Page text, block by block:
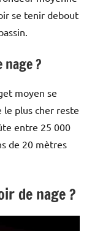
se tenir debout
?
moyen se
plus cher reste
entre 25 000
de 20 mètres
de nage ?